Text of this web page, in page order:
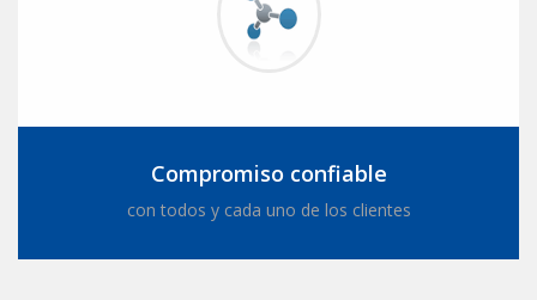
Compromiso confiable
con todos y cada uno de los clientes